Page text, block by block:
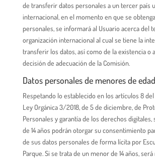
de transferir datos personales a un tercer país
internacional, en el momento en que se
personales, se informará al Usuario acerca del
organización internacional al cual se tiene la
transferir los datos, así como de la existencia o
decisión de adecuación de la Comisión.
Datos personales de menores de edad
Respetando lo establecido en los artículos 8 del
Ley Orgánica 3/2018, de 5 de diciembre, de
Personales y garantía de los derechos digitales,
de 14 años podrán otorgar su consentimiento
de sus datos personales de forma lícita por
Parque. Si se trata de un menor de 14 años,